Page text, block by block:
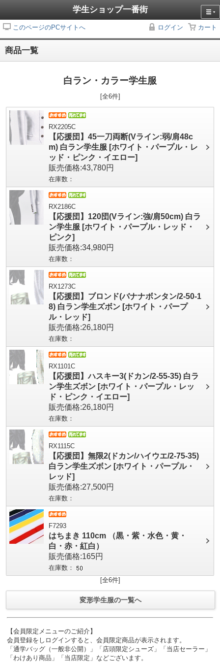
学生ショップ一番街
このページのPCサイトへ ログイン カート
商品一覧
白ラン・カラー学生服
[全6件]
RX2205C
【応援団】45一刀両断(Vライン:弱/肩48c
m) 白ラン学生服 [ホワイト・パープル・レ
ッド・ピンク・イエロー]
販売価格:43,780円
在庫数：
RX2186C
【応援団】120団(Vライン:強/肩50cm) 白ラ
ン学生服 [ホワイト・パープル・レッド・
ピンク]
販売価格:34,980円
在庫数：
RX1273C
【応援団】ブロンド(バナナボンタン/2-50-1
8) 白ラン学生ズボン [ホワイト・パープ
ル・レッド]
販売価格:26,180円
在庫数：
RX1101C
【応援団】ハスキー3(ドカン/2-55-35) 白ラ
ン学生ズボン [ホワイト・パープル・レッ
ド・ピンク・イエロー]
販売価格:26,180円
在庫数：
RX1115C
【応援団】無限2(ドカン/ハイウエ/2-75-35)
白ラン学生ズボン [ホワイト・パープル・
レッド]
販売価格:27,500円
在庫数：
F7293
はちまき 110cm （黒・紫・水色・黄・
白・赤・紅白）
販売価格:165円
在庫数：
[全6件]
変形学生服の一覧へ
【会員限定メニューのご紹介】
会員登録をしログインすると、会員限定商品が表示されます。
「通学バッグ（一般非公開）」「店頭限定シューズ」「当店セーラー」
「わけあり商品」「当店限定」などございます。